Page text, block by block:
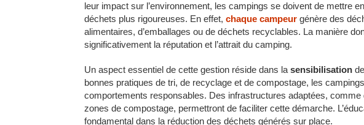
leur impact sur l’environnement, les campings se doivent de mettre
déchets plus rigoureuses. En effet, chaque campeur génère des
alimentaires, d’emballages ou de déchets recyclables. La manière
significativement la réputation et l’attrait du camping.
Un aspect essentiel de cette gestion réside dans la sensibilisation
bonnes pratiques de tri, de recyclage et de compostage, les
comportements responsables. Des infrastructures adaptées,
zones de compostage, permettront de faciliter cette démarche.
fondamental dans la réduction des déchets générés sur place.